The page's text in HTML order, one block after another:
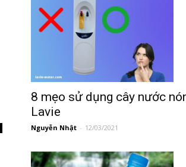
8 mẹo sử dụng cây nước
Lavie
Nguyễn Nhật - 12/03/2021